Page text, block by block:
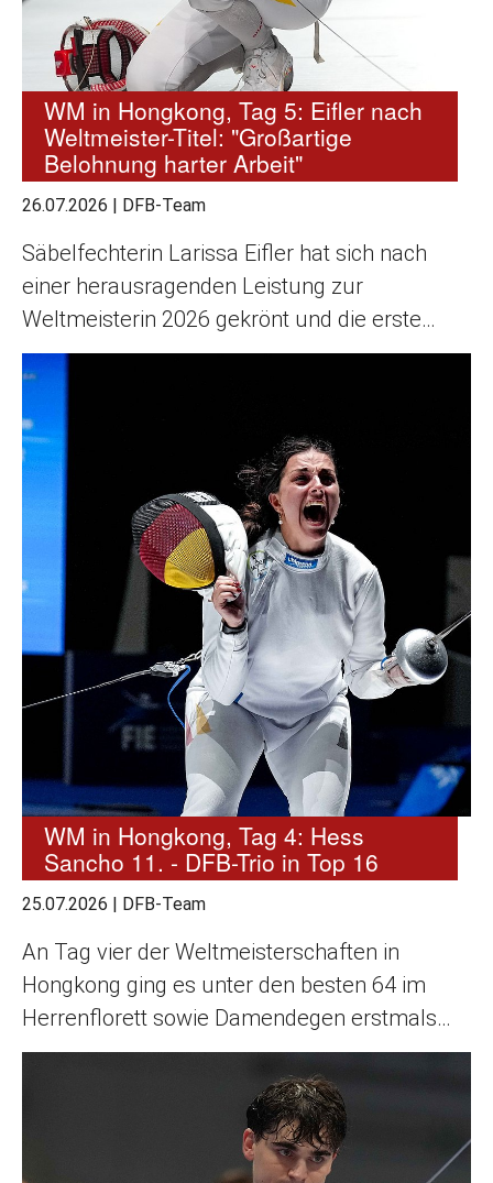
WM in Hongkong, Tag 5: Eifler nach
Weltmeister-Titel: "Großartige
Belohnung harter Arbeit"
26.07.2026 DFB-Team
Säbelfechterin Larissa Eifler hat sich nach
einer herausragenden Leistung zur
Weltmeisterin 2026 gekrönt und die erste…
WM in Hongkong, Tag 4: Hess
Sancho 11. - DFB-Trio in Top 16
25.07.2026 DFB-Team
An Tag vier der Weltmeisterschaften in
Hongkong ging es unter den besten 64 im
Herrenflorett sowie Damendegen erstmals…